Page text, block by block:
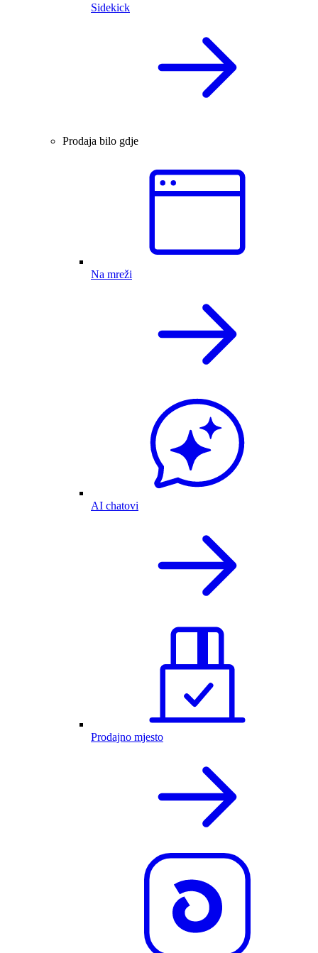
Sidekick
Prodaja bilo gdje
Na mreži
AI chatovi
Prodajno mjesto